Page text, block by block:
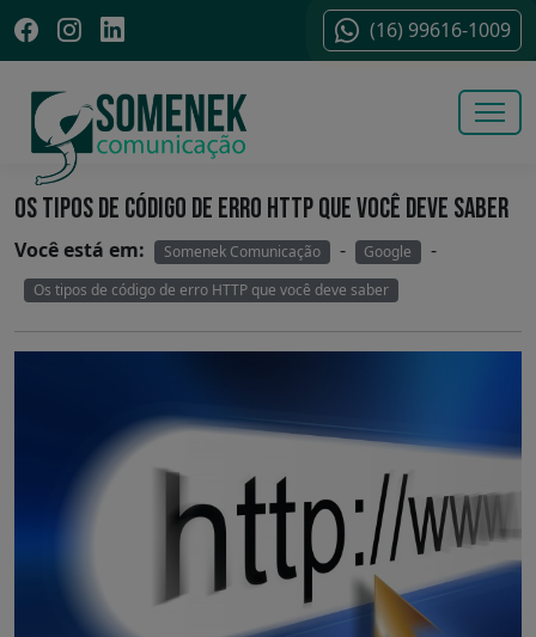
(16) 99616-1009
OS TIPOS DE CÓDIGO DE ERRO HTTP QUE VOCÊ DEVE SABER
Você está em: Somenek Comunicação - Google -
Os tipos de código de erro HTTP que você deve saber